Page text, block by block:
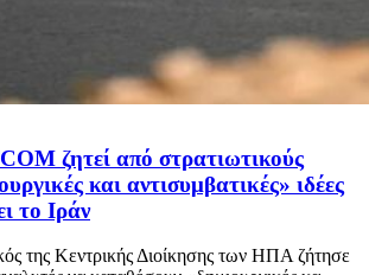
ζητεί από στρατιωτικούς
και αντισυμβατικές» ιδέες
το Ιράν
της Κεντρικής Διοίκησης των ΗΠΑ ζήτησε